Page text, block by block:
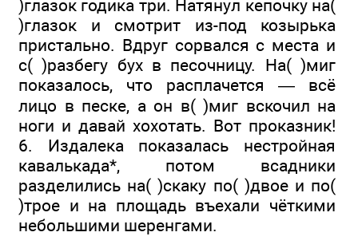
)глазок годика три. Натянул кепочку на(
)глазок и смотрит из-под козырька
пристально. Вдруг сорвался с места и
с( )разбегу бух в песочницу. На( )миг
показалось, что расплачется — всё
лицо в песке, а он в( )миг вскочил на
ноги и давай хохотать. Вот проказник!
6. Издалека показалась нестройная
кавалькада*, потом всадники
разделились на( )скаку по( )двое и по(
)трое и на площадь въехали чёткими
небольшими шеренгами.